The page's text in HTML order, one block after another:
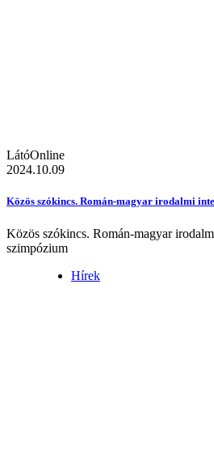
LátóOnline
2024.10.09
Közös szókincs. Román-magyar irodalmi
Közös szókincs. Román-magyar
szimpózium
Hírek